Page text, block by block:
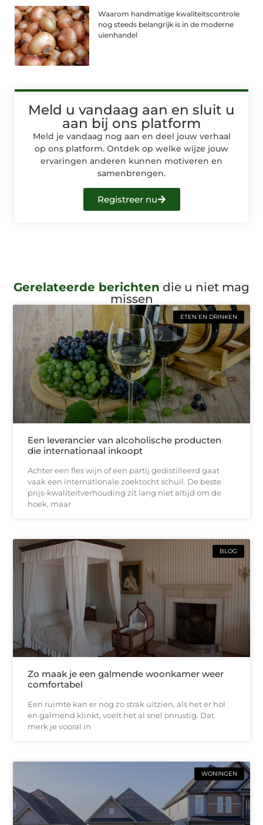
Waarom handmatige kwaliteitscontrole
nog steeds belangrijk is in de moderne
uienhandel
Meld u vandaag aan en sluit u
aan bij ons platform
Meld je vandaag nog aan en deel jouw verhaal
op ons platform. Ontdek op welke wijze jouw
ervaringen anderen kunnen motiveren en
samenbrengen.
Registreer nu
Gerelateerde berichten die u niet mag
missen
ETEN EN DRINKEN
Een leverancier van alcoholische producten
die internationaal inkoopt
Achter een fles wijn of een partij gedistilleerd gaat
vaak een internationale zoektocht schuil. De beste
prijs-kwaliteitverhouding zit lang niet altijd om de
hoek, maar
BLOG
Zo maak je een galmende woonkamer weer
comfortabel
Een ruimte kan er nog zo strak uitzien, als het er hol
en galmend klinkt, voelt het al snel onrustig. Dat
merk je vooral in
WONINGEN